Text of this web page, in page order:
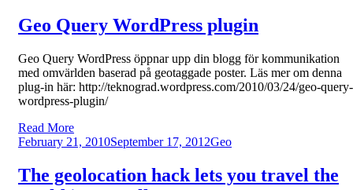
Geo Query WordPress plugin
Geo Query WordPress öppnar upp din blogg för kommunikation
med omvärlden baserad på geotaggade poster. Läs mer om denna
plug-in här: http://teknograd.wordpress.com/2010/03/24/geo-query-
wordpress-plugin/
Read More
Posted
February 21, 2010September 17, 2012Geo
The geolocation hack lets you travel the